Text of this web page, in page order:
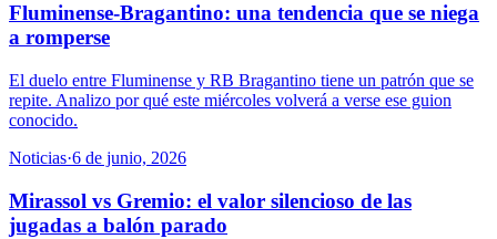
Fluminense-Bragantino: una tendencia que se niega
a romperse
El duelo entre Fluminense y RB Bragantino tiene un patrón que se
repite. Analizo por qué este miércoles volverá a verse ese guion
conocido.
Noticias·6 de junio, 2026
Mirassol vs Gremio: el valor silencioso de las
jugadas a balón parado